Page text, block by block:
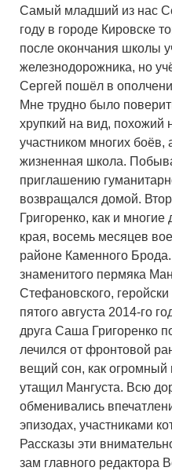
Самый младший из нас
году в городе Кировске
после окончания школы
железнодорожника, но
Сергей пошёл в
Мне трудно было
хрупкий на вид, похожий
участником многих
жизненная школа.
приглашению
возвращался домой.
Григоренко, как и
края, восемь месяцев
районе Каменного
знаменитого пермяка
Стефановского,
пятого августа 2014-го
друга Саша Григоренко
лечился от фронтовой
вещий сон, как огромный
утащил Мангуста. Всю
обменивались
эпизодах, участниками
Рассказы эти
зам главного редактора